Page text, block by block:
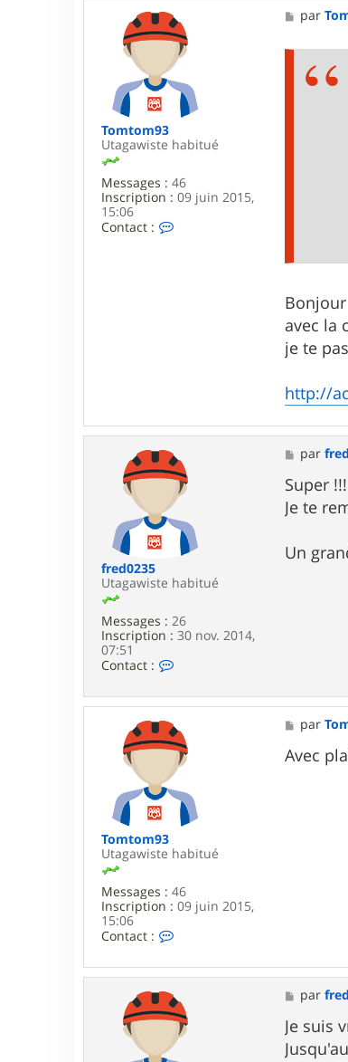
Tomtom93
Utagawiste habitué
Messages : 46
Inscription : 09 juin 2015,
15:06
Contact :
m
3
M
e
par
Bonjour
avec la
je te
http://
fred0235
Utagawiste habitué
Messages : 26
Inscription : 30 nov. 2014,
07:51
Contact :
t
c
t
e
f
r
e
0
5
M
e
s
s
a
par
Super !!!
Je te
Un
Tomtom93
Utagawiste habitué
Messages : 46
Inscription : 09 juin 2015,
15:06
Contact :
n
t
c
t
e
M
e
s
s
par
Avec
M
e
s
s
a
par
Je suis